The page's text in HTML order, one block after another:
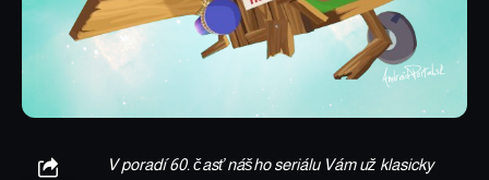
V poradí 60. časť nášho seriálu Vám už klasicky